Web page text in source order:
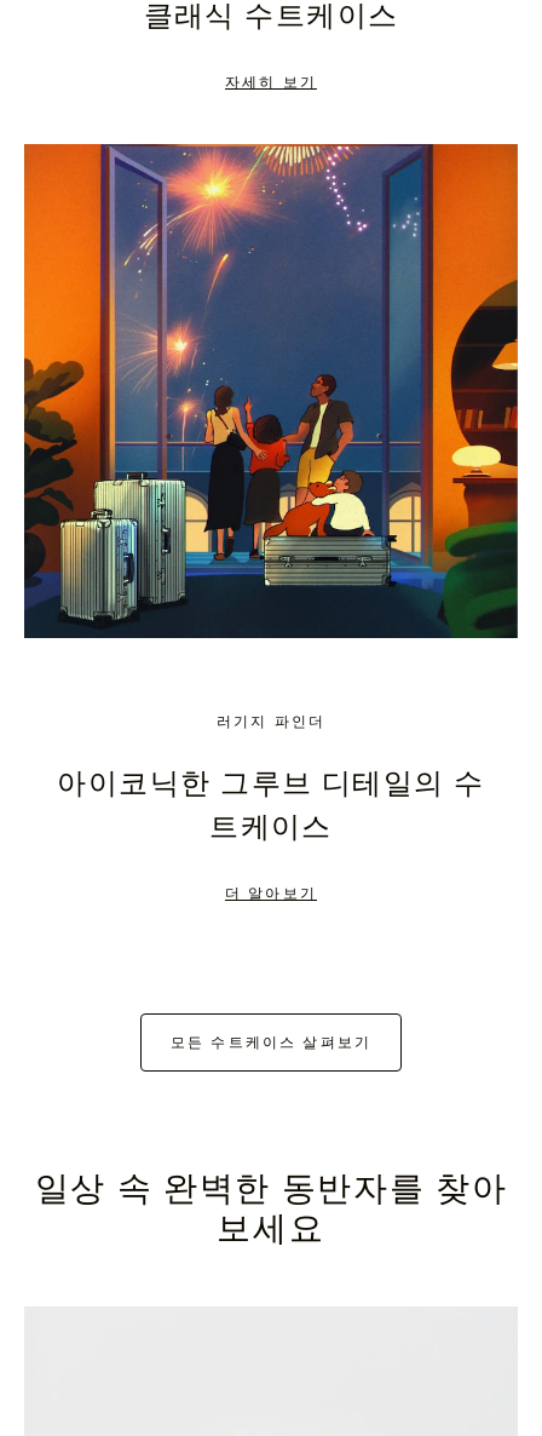
TO
UNMUTE
클래식 수트케이스
자세히 보기
러기지 파인더
아이코닉한 그루브 디테일의 수
트케이스
더 알아보기
모든 수트케이스 살펴보기
일상 속 완벽한 동반자를 찾아
보세요